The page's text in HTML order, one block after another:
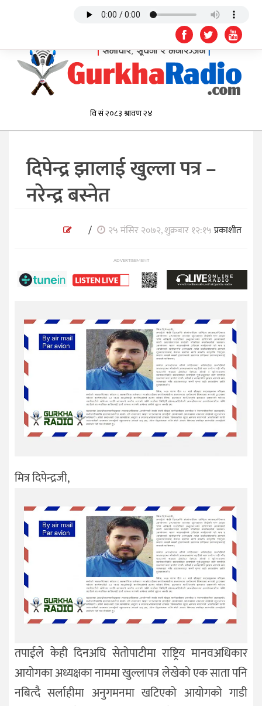
दिपेन्द्र झालाई खुल्ला पत्र –
नरेन्द्र बस्नेत
/ २५ मंसिर २०७२, शुक्रबार १२:१५प्रकाशीत
ADVERTISEMENT
मित्र दिपेन्द्रजी,
तपाईले केही दिनअघि सेतोपाटीमा राष्ट्रिय मानवअधिकार
आयोगका अध्यक्षका नाममा खुल्लापत्र लेखेको एक साता पनि
नबित्दै सर्लाहीमा अनुगमनमा खटिएको आयोगको गाडी